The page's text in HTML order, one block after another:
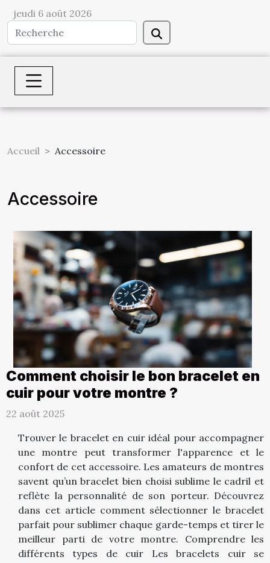
jeudi 6 août 2026
Accueil Accessoire
Accessoire
Comment choisir le bon bracelet en
cuir pour votre montre ?
22 août 2025
Trouver le bracelet en cuir idéal pour accompagner
une montre peut transformer l'apparence et le
confort de cet accessoire. Les amateurs de montres
savent qu’un bracelet bien choisi sublime le cadril et
reflète la personnalité de son porteur. Découvrez
dans cet article comment sélectionner le bracelet
parfait pour sublimer chaque garde-temps et tirer le
meilleur parti de votre montre. Comprendre les
différents types de cuir Les bracelets cuir se